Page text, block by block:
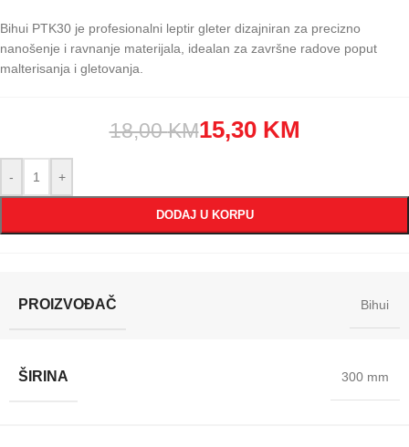
Bihui PTK30 je profesionalni leptir gleter dizajniran za precizno
nanošenje i ravnanje materijala, idealan za završne radove poput
malterisanja i gletovanja.
18,00KM15,30 KM
- +
DODAJ U KORPU
PROIZVOĐAČ Bihui
ŠIRINA 300 mm